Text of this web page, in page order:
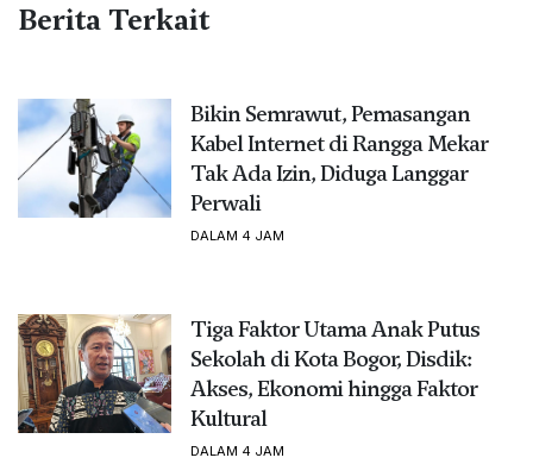
Berita Terkait
Bikin Semrawut, Pemasangan
Kabel Internet di Rangga Mekar
Tak Ada Izin, Diduga Langgar
Perwali
DALAM 4 JAM
Tiga Faktor Utama Anak Putus
Sekolah di Kota Bogor, Disdik:
Akses, Ekonomi hingga Faktor
Kultural
DALAM 4 JAM